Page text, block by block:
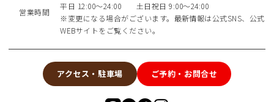
営業時間
平日 12:00～24:00 土日祝日 9:00～24:00
※変更になる場合がございます。最新情報は公式SNS、公式
WEBサイトをご覧ください。
アクセス・駐車場 ご予約・お問合せ